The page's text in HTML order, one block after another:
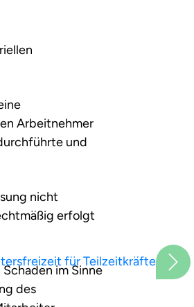
Arbeitnehmer
und
nicht
erfolgt
im Sinne
des
für Teilzeitkräfte